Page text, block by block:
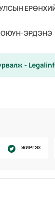
ЭРДЭНЭ
-
ЖИРГЭХ